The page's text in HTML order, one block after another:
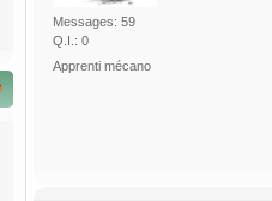
Messages: 59
Q.I.: 0
Apprenti mécano